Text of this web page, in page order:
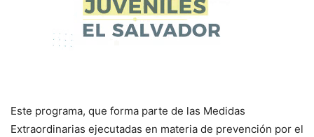
Este programa, que forma parte de las Medidas
Extraordinarias ejecutadas en materia de prevención por el